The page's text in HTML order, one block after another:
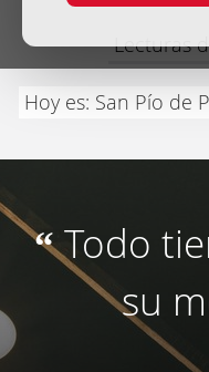
Lecturas
Hoy es: San Pío de
“Todo
su